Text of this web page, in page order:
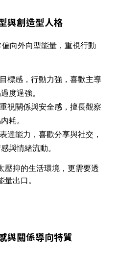
與創造型人格
向外向型能量，重視行動
標感，行動力強，喜歡主導
度逞強。
視關係與安全感，擅長觀察
耗。
達能力，喜歡分享與社交，
與情緒流動。
壓抑的生活環境，更需要透
出口。
與關係導向特質